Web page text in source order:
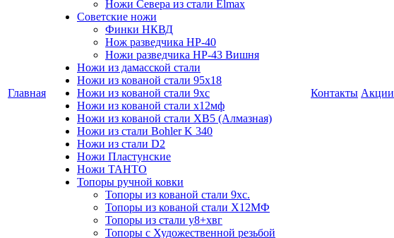
Главная
Ножи Севера из стали Elmax
Советские ножи
Финки НКВД
Нож разведчика НР-40
Ножи разведчика НР-43 Вишня
Ножи из дамасской стали
Ножи из кованой стали 95х18
Ножи из кованой стали 9хс
Ножи из кованой стали х12мф
Ножи из кованой стали ХВ5 (Алмазная)
Ножи из стали Bohler K 340
Ножи из стали D2
Ножи Пластунские
Ножи ТАНТО
Топоры ручной ковки
Топоры из кованой стали 9хс.
Топоры из кованой стали Х12МФ
Топоры из стали у8+хвг
Топоры с Художественной резьбой
Контакты Акции